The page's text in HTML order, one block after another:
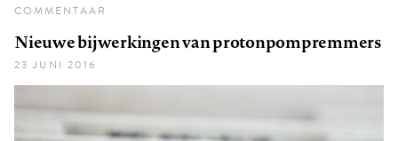
COMMENTAAR
Nieuwe bijwerkingen van protonpompremmers
23 JUNI 2016